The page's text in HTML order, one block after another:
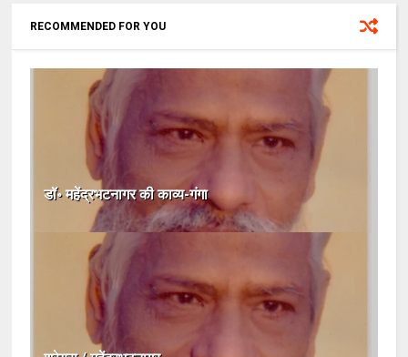
RECOMMENDED FOR YOU
डॉ॰ महेंद्रभटनागर की काव्य-गंगा